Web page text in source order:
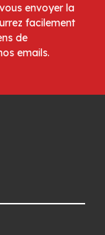
envoyer la
facilement
de
emails.